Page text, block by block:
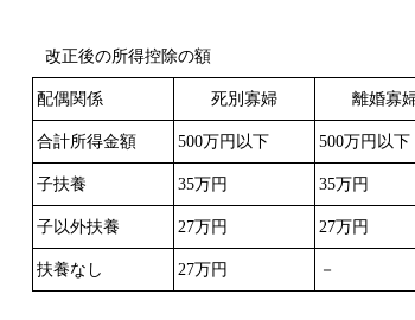
改正後の所得控除の額
配偶関係 死別寡婦 離婚寡
合計所得金額 500万円以下 500万円以下
子扶養 35万円 35万円
子以外扶養 27万円 27万円
扶養なし 27万円 －